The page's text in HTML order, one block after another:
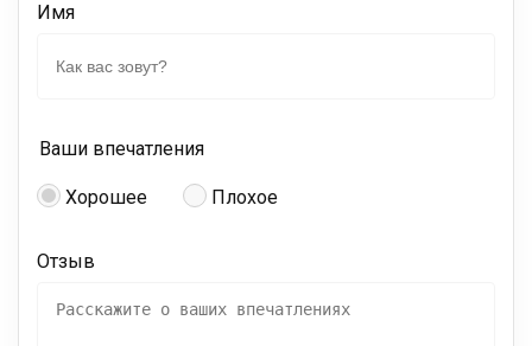
Имя
Ваши впечатления
Хорошее Плохое
Отзыв